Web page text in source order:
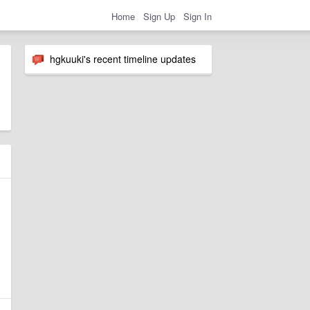
Home Sign Up Sign In
hgkuuki's recent timeline updates